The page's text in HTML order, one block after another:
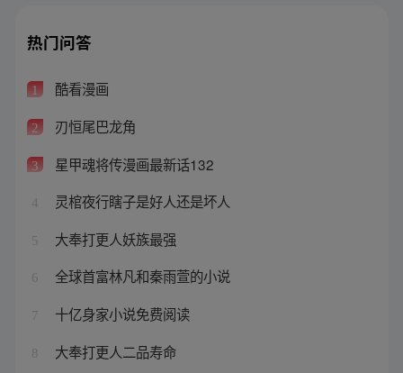
热门问答
1 酷看漫画
2 刃恒尾巴龙角
3 星甲魂将传漫画最新话132
4 灵棺夜行瞎子是好人还是坏人
5 大奉打更人妖族最强
6 全球首富林凡和秦雨萱的小说
7 十亿身家小说免费阅读
8 大奉打更人二品寿命